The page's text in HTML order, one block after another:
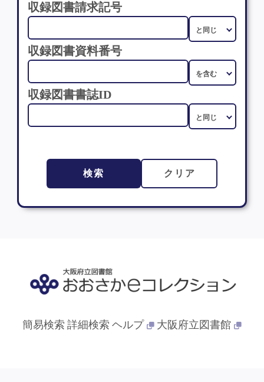
収録図書請求記号
収録図書資料番号
収録図書書誌ID
検索 クリア
簡易検索 詳細検索 ヘルプ 大阪府立図書館